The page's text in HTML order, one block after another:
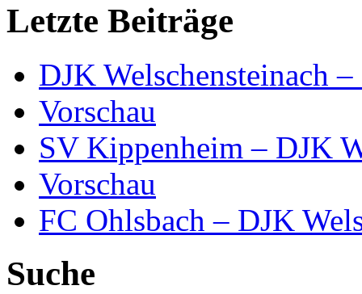
Letzte Beiträge
DJK Welschensteinach
Vorschau
SV Kippenheim – DJK
Vorschau
FC Ohlsbach – DJK
Suche